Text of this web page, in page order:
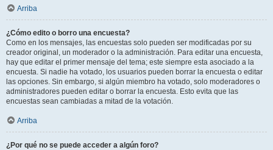
Arriba
¿Cómo edito o borro una encuesta?
Como en los mensajes, las encuestas solo pueden ser modificadas por su
creador original, un moderador o la administración. Para editar una encuesta,
hay que editar el primer mensaje del tema; este siempre esta asociado a la
encuesta. Si nadie ha votado, los usuarios pueden borrar la encuesta o editar
las opciones. Sin embargo, si algún miembro ha votado, solo moderadores o
administradores pueden editar o borrar la encuesta. Esto evita que las
encuestas sean cambiadas a mitad de la votación.
Arriba
¿Por qué no se puede acceder a algún foro?